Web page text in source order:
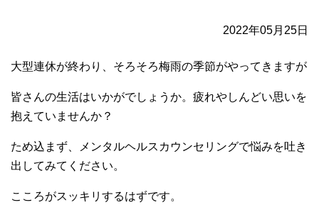
2022年05月25日
大型連休が終わり、そろそろ梅雨の季節がやってきますが
皆さんの生活はいかがでしょうか。疲れやしんどい思いを
抱えていませんか？
ため込まず、メンタルヘルスカウンセリングで悩みを吐き
出してみてください。
こころがスッキリするはずです。